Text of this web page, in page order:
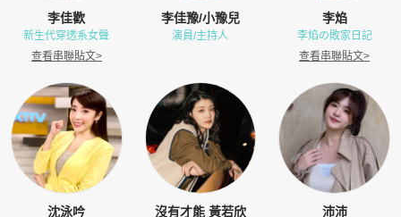
李佳歡
新生代穿透系女聲
查看串聯貼文>
李佳豫/小豫兒
演員/主持人
李焰
李焰の敗家日記
查看串聯貼文>
沈泳吟 沒有才能 黃若欣 沛沛